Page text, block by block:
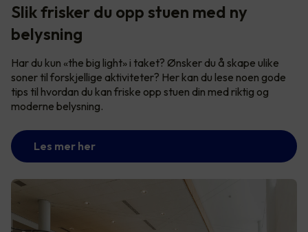
Slik frisker du opp stuen med ny
belysning
Har du kun «the big light» i taket? Ønsker du å skape ulike
soner til forskjellige aktiviteter? Her kan du lese noen gode
tips til hvordan du kan friske opp stuen din med riktig og
moderne belysning.
Les mer her